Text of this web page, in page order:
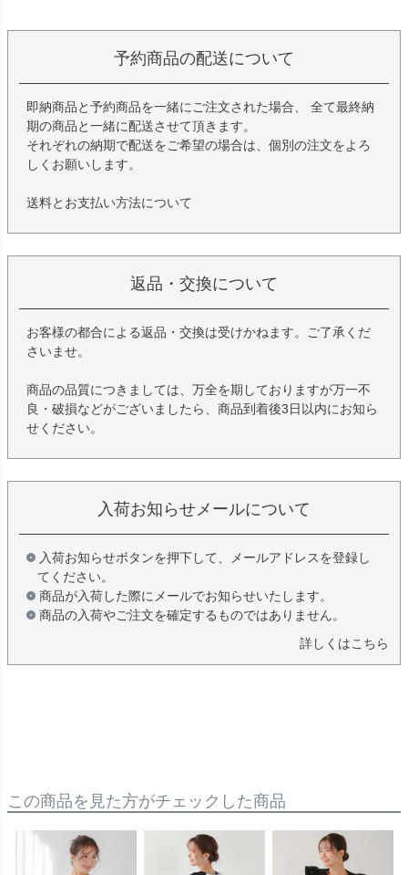
予約商品の配送について
即納商品と予約商品を一緒にご注文された場合、 全て最終納
期の商品と一緒に配送させて頂きます。
それぞれの納期で配送をご希望の場合は、個別の注文をよろ
しくお願いします。
送料とお支払い方法について
返品・交換について
お客様の都合による返品・交換は受けかねます。ご了承くだ
さいませ。
商品の品質につきましては、万全を期しておりますが万一不
良・破損などがございましたら、商品到着後3日以内にお知ら
せください。
入荷お知らせメールについて
入荷お知らせボタンを押下して、メールアドレスを登録し
てください。
商品が入荷した際にメールでお知らせいたします。
商品の入荷やご注文を確定するものではありません。
詳しくはこちら
この商品を見た方がチェックした商品